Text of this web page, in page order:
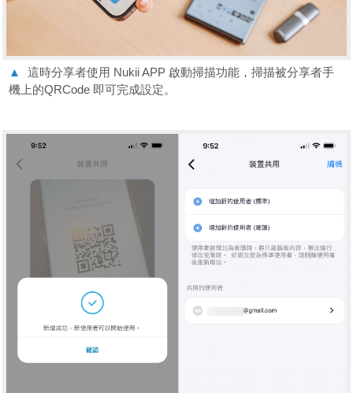
▲
這時分享者使用 Nukii APP 啟動掃描功能，掃描被分享者手
機上的QRCode 即可完成設定。